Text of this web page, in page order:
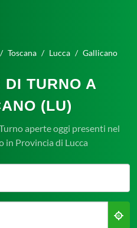
Toscana Lucca Gallicano
DI TURNO A
(LU)
aperte oggi presenti nel
in Provincia di Lucca